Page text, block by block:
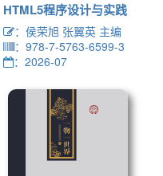
HTML5程序设计与实践
：侯荣旭 张翼英 主编
：978-7-5763-6599-3
：2026-07